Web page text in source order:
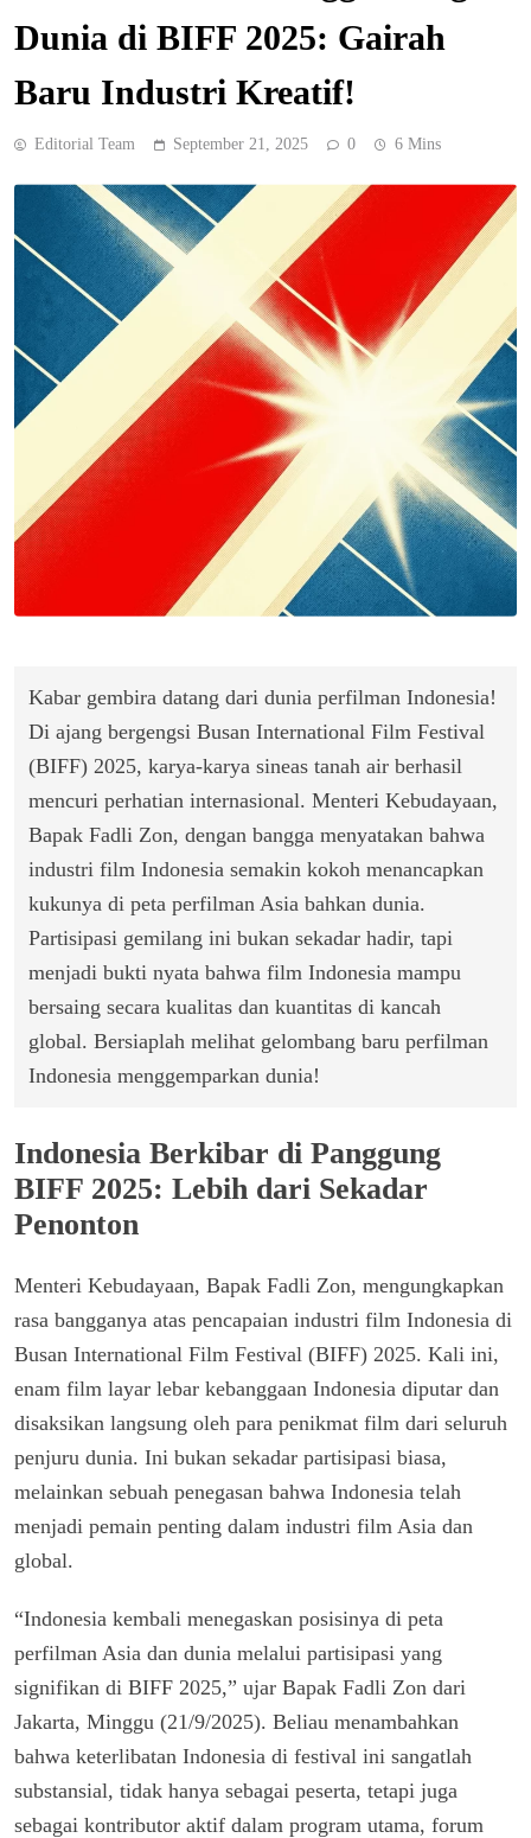
Dunia di BIFF 2025: Gairah
Baru Industri Kreatif!
Editorial Team September 21, 2025 0 6 Mins
Kabar gembira datang dari dunia perfilman Indonesia!
Di ajang bergengsi Busan International Film Festival
(BIFF) 2025, karya-karya sineas tanah air berhasil
mencuri perhatian internasional. Menteri Kebudayaan,
Bapak Fadli Zon, dengan bangga menyatakan bahwa
industri film Indonesia semakin kokoh menancapkan
kukunya di peta perfilman Asia bahkan dunia.
Partisipasi gemilang ini bukan sekadar hadir, tapi
menjadi bukti nyata bahwa film Indonesia mampu
bersaing secara kualitas dan kuantitas di kancah
global. Bersiaplah melihat gelombang baru perfilman
Indonesia menggemparkan dunia!
Indonesia Berkibar di Panggung
BIFF 2025: Lebih dari Sekadar
Penonton
Menteri Kebudayaan, Bapak Fadli Zon, mengungkapkan
rasa bangganya atas pencapaian industri film Indonesia di
Busan International Film Festival (BIFF) 2025. Kali ini,
enam film layar lebar kebanggaan Indonesia diputar dan
disaksikan langsung oleh para penikmat film dari seluruh
penjuru dunia. Ini bukan sekadar partisipasi biasa,
melainkan sebuah penegasan bahwa Indonesia telah
menjadi pemain penting dalam industri film Asia dan
global.
“Indonesia kembali menegaskan posisinya di peta
perfilman Asia dan dunia melalui partisipasi yang
signifikan di BIFF 2025,” ujar Bapak Fadli Zon dari
Jakarta, Minggu (21/9/2025). Beliau menambahkan
bahwa keterlibatan Indonesia di festival ini sangatlah
substansial, tidak hanya sebagai peserta, tetapi juga
sebagai kontributor aktif dalam program utama, forum